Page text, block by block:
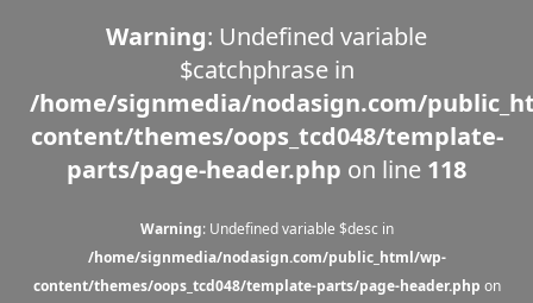
Warning: Undefined variable
$catchphrase in
/home/signmedia/nodasign.com/
content/themes/oops_tcd048/template-
parts/page-header.php on line 118
Warning: Undefined variable $desc in
/home/signmedia/nodasign.com/public_html/wp-
content/themes/oops_tcd048/template-parts/page-header.php on